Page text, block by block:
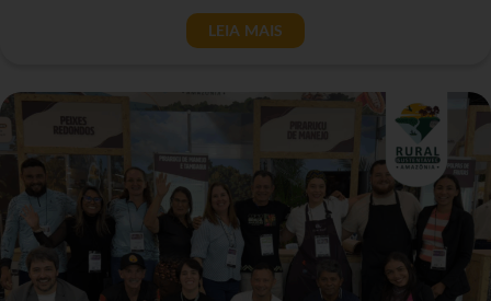
LEIA MAIS